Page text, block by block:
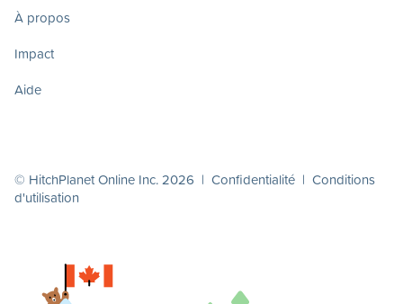
À propos
Impact
Aide
© HitchPlanet Online Inc. 2026 | Confidentialité | Conditions
d'utilisation